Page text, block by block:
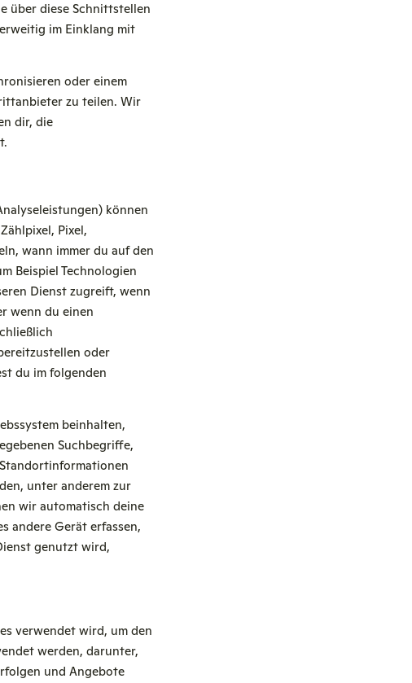
über diese Schnittstellen
im Einklang mit
oder einem
zu teilen. Wir
dir, die
können
Pixel,
wann immer du auf den
Beispiel Technologien
Dienst zugreift, wenn
wenn du einen
oder
du im folgenden
beinhalten,
Suchbegriffe,
unter anderem zur
wir automatisch deine
andere Gerät erfassen,
genutzt wird,
verwendet wird, um den
werden, darunter,
und Angebote